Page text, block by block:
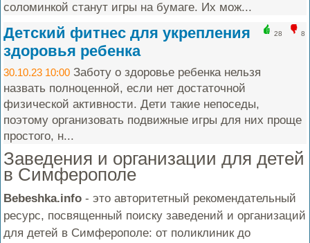
соломинкой станут игры на бумаге. Их мож...
28 8
Детский фитнес для укрепления
здоровья ребенка
30.10.23 10:00 Заботу о здоровье ребенка нельзя
назвать полноценной, если нет достаточной
физической активности. Дети такие непоседы,
поэтому организовать подвижные игры для них проще
простого, н...
Заведения и организации для детей
в Симферополе
Bebeshka.info - это авторитетный рекомендательный
ресурс, посвященный поиску заведений и организаций
для детей в Симферополе: от поликлиник до